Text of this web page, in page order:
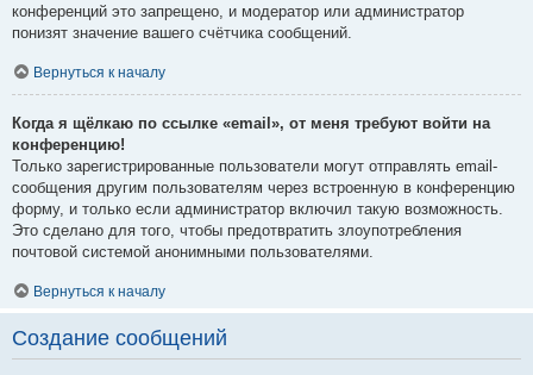
конференций это запрещено, и модератор или администратор
понизят значение вашего счётчика сообщений.
Вернуться к началу
Когда я щёлкаю по ссылке «email», от меня требуют войти на
конференцию!
Только зарегистрированные пользователи могут отправлять email-
сообщения другим пользователям через встроенную в конференцию
форму, и только если администратор включил такую возможность.
Это сделано для того, чтобы предотвратить злоупотребления
почтовой системой анонимными пользователями.
Вернуться к началу
Создание сообщений